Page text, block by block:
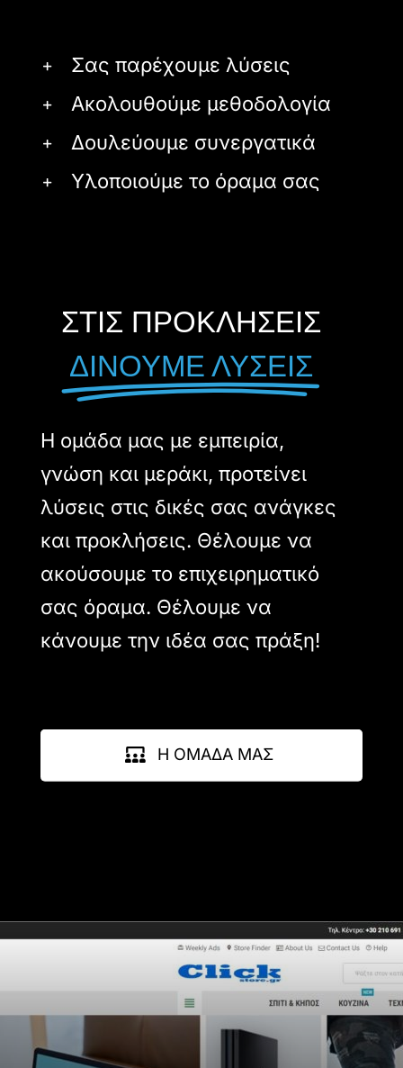
Σας παρέχουμε λύσεις
Ακολουθούμε μεθοδολογία
Δουλεύουμε συνεργατικά
Υλοποιούμε το όραμα σας
ΣΤΙΣ ΠΡΟΚΛΗΣΕΙΣ
ΔΙΝΟΥΜΕ ΛΥΣΕΙΣ
Η ομάδα μας με εμπειρία,
γνώση και μεράκι, προτείνει
λύσεις στις δικές σας ανάγκες
και προκλήσεις. Θέλουμε να
ακούσουμε το επιχειρηματικό
σας όραμα. Θέλουμε να
κάνουμε την ιδέα σας πράξη!
Η ΟΜΑΔΑ ΜΑΣ